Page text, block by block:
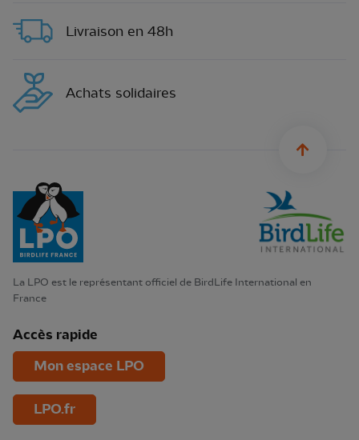
Livraison en 48h
Achats solidaires
La LPO est le représentant officiel de BirdLife International en
France
Accès rapide
Mon espace LPO
LPO.fr